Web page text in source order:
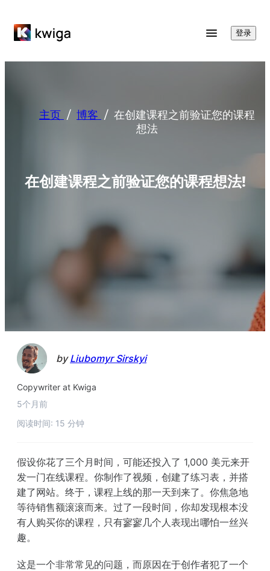
登录
主页 / 博客 / 在创建课程之前验证您的课程
想法
在创建课程之前验证您的课程想法!
byLiubomyr Sirskyi
Copywriter at Kwiga
5个月前
阅读时间: 15 分钟
假设你花了三个月时间，可能还投入了 1,000 美元来开
发一门在线课程。你制作了视频，创建了练习表，并搭
建了网站。终于，课程上线的那一天到来了。你焦急地
等待销售额滚滚而来。过了一段时间，你却发现根本没
有人购买你的课程，只有寥寥几个人表现出哪怕一丝兴
趣。
这是一个非常常见的问题，而原因在于创作者犯了一个